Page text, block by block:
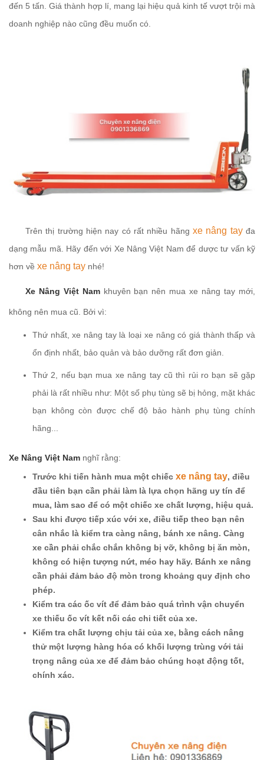
đến 5 tấn. Giá thành hợp lí, mang lại hiệu quả kinh tế vượt trội mà
doanh nghiệp nào cũng đều muốn có.
Trên thị trường hiện nay có rất nhiều hãng xe nâng tayđa
dạng mẫu mã. Hãy đến với Xe Nâng Việt Nam để dược tư vấn kỹ
hơn về xe nâng tay nhé!
Xe Nâng Việt Namkhuyên bạn nên mua xe nâng tay mới,
không nên mua cũ. Bởi vì:
Thứ nhất, xe nâng tay là loại xe nâng có giá thành thấp và
ổn định nhất, bảo quản và bảo dưỡng rất đơn giản.
Thứ 2, nếu bạn mua xe nâng tay cũ thì rủi ro bạn sẽ gặp
phải là rất nhiều như: Một số phụ tùng sẽ bị hỏng, mặt khác
bạn không còn được chế độ bảo hành phụ tùng chính
hãng...
Xe Nâng Việt Nam nghĩ rằng:
Trước khi tiến hành mua một chiếc xe nâng tay, điều
đầu tiên bạn cần phải làm là lựa chọn hãng uy tín để
mua, làm sao để có một chiếc xe chất lượng, hiệu quả.
Sau khi được tiếp xúc với xe, điều tiếp theo bạn nên
cân nhắc là kiểm tra càng nâng, bánh xe nâng. Càng
xe cần phải chắc chắn không bị vỡ, không bị ăn mòn,
không có hiện tượng nứt, méo hay hãy. Bánh xe nâng
cần phải đảm bảo độ mòn trong khoảng quy định cho
phép.
Kiểm tra các ốc vít để đảm bảo quá trình vận chuyển
xe thiếu ốc vít kết nối các chi tiết của xe.
Kiểm tra chất lượng chịu tải của xe, bằng cách nâng
thử một lượng hàng hóa có khối lượng trùng với tải
trọng nâng của xe để đảm bảo chúng hoạt động tốt,
chính xác.